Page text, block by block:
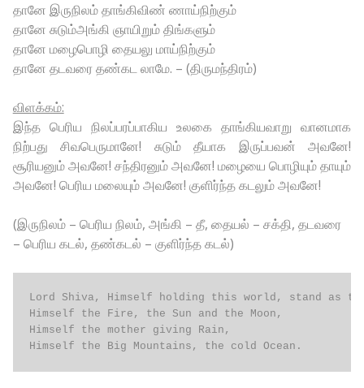
தானே இருநிலம் தாங்கிவிண் ணாய்நிற்கும்
தானே சுடும்அங்கி ஞாயிறும் திங்களும்
தானே மழைபொழி தையலு மாய்நிற்கும்
தானே தடவரை தண்கட லாமே. – (திருமந்திரம்)
விளக்கம்:
இந்த பெரிய நிலப்பரப்பாகிய உலகை தாங்கியவாறு வானமாக
நிற்பது சிவபெருமானே! சுடும் தீயாக இருப்பவன் அவனே!
சூரியனும் அவனே! சந்திரனும் அவனே! மழையை பொழியும் தாயும்
அவனே! பெரிய மலையும் அவனே! குளிர்ந்த கடலும் அவனே!
(இருநிலம் – பெரிய நிலம், அங்கி – தீ, தையல் – சக்தி, தடவரை
– பெரிய கடல், தண்கடல் – குளிர்ந்த கடல்)
Lord Shiva, Himself holding this world, stand as
Himself the Fire, the Sun and the Moon,
Himself the mother giving Rain,
Himself the Big Mountains, the cold Ocean.